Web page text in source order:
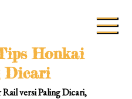
Honkai
Dicari
versi Paling Dicari,